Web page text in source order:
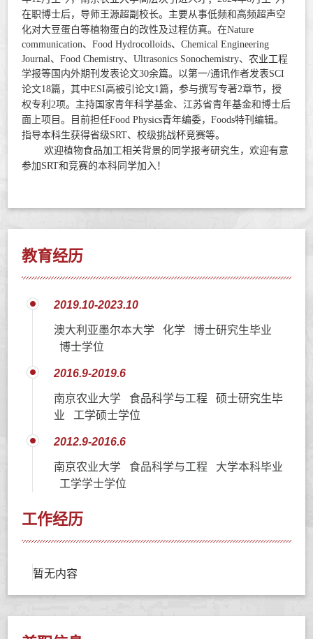
在职博士后，导师王源超副校长。 主要从事低频和高频超声空
化对大豆蛋白等植物蛋白的改性及过程仿真。在Nature
communication、Food Hydrocolloids、Chemical Engineering
Journal、Food Chemistry、Ultrasonics Sonochemistry、农业工程
学报等国内外期刊发表论文30余篇。 以第一/通讯作者发表SCI
论文18篇，其中ESI高被引论文1篇，参与撰写专著2章节，授
权专利2项。主持国家青年科学基金、江苏省青年基金和博士后
面上项目。目前担任Food Physics青年编委，Foods特刊编辑。
指导本科生获得省级SRT、校级挑战杯竞赛等。
欢迎植物食品加工相关背景的同学报考研究生，欢迎有意
参加SRT和竞赛的本科同学加入！
教育经历
2019.10-2023.10
澳大利亚墨尔本大学 化学 博士研究生毕业
博士学位
2016.9-2019.6
南京农业大学 食品科学与工程 硕士研究生毕
业 工学硕士学位
2012.9-2016.6
南京农业大学 食品科学与工程 大学本科毕业
工学学士学位
工作经历
暂无内容